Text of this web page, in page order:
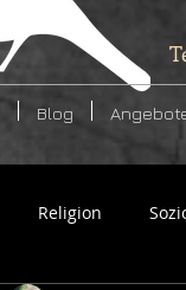
Blog
Religion